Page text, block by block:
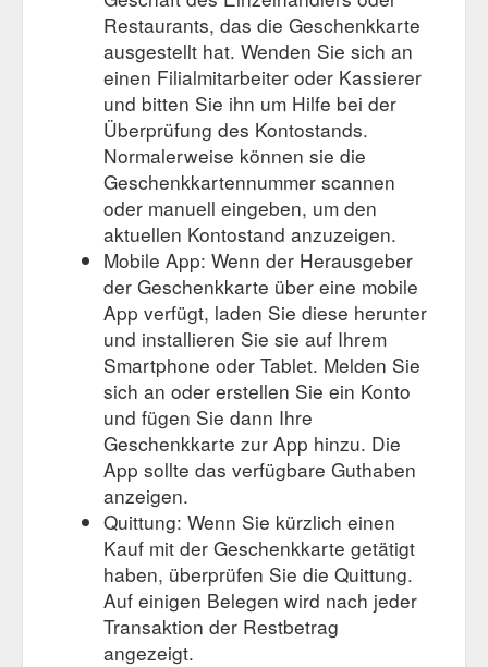
Restaurants, das die Geschenkkarte
ausgestellt hat. Wenden Sie sich an
einen Filialmitarbeiter oder Kassierer
und bitten Sie ihn um Hilfe bei der
Überprüfung des Kontostands.
Normalerweise können sie die
Geschenkkartennummer scannen
oder manuell eingeben, um den
aktuellen Kontostand anzuzeigen.
Mobile App: Wenn der Herausgeber
der Geschenkkarte über eine mobile
App verfügt, laden Sie diese herunter
und installieren Sie sie auf Ihrem
Smartphone oder Tablet. Melden Sie
sich an oder erstellen Sie ein Konto
und fügen Sie dann Ihre
Geschenkkarte zur App hinzu. Die
App sollte das verfügbare Guthaben
anzeigen.
Quittung: Wenn Sie kürzlich einen
Kauf mit der Geschenkkarte getätigt
haben, überprüfen Sie die Quittung.
Auf einigen Belegen wird nach jeder
Transaktion der Restbetrag
angezeigt.